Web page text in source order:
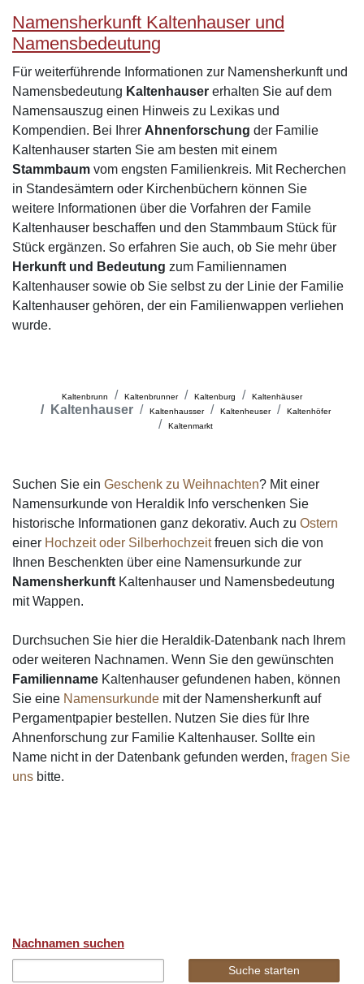
Namensherkunft Kaltenhauser und
Namensbedeutung
Für weiterführende Informationen zur Namensherkunft und
Namensbedeutung Kaltenhauser erhalten Sie auf dem
Namensauszug einen Hinweis zu Lexikas und
Kompendien. Bei Ihrer Ahnenforschung der Familie
Kaltenhauser starten Sie am besten mit einem
Stammbaum vom engsten Familienkreis. Mit Recherchen
in Standesämtern oder Kirchenbüchern können Sie
weitere Informationen über die Vorfahren der Famile
Kaltenhauser beschaffen und den Stammbaum Stück für
Stück ergänzen. So erfahren Sie auch, ob Sie mehr über
Herkunft und Bedeutung zum Familiennamen
Kaltenhauser sowie ob Sie selbst zu der Linie der Familie
Kaltenhauser gehören, der ein Familienwappen verliehen
wurde.
Kaltenbrunn Kaltenbrunner Kaltenburg Kaltenhäuser
Kaltenhauser Kaltenhausser Kaltenheuser
Kaltenhöfer
Kaltenmarkt
Suchen Sie ein Geschenk zu Weihnachten? Mit einer
Namensurkunde von Heraldik Info verschenken Sie
historische Informationen ganz dekorativ. Auch zu Ostern
einer Hochzeit oder Silberhochzeitfreuen sich die von
Ihnen Beschenkten über eine Namensurkunde zur
Namensherkunft Kaltenhauser und Namensbedeutung
mit Wappen.
Durchsuchen Sie hier die Heraldik-Datenbank nach Ihrem
oder weiteren Nachnamen. Wenn Sie den gewünschten
Familienname Kaltenhauser gefundenen haben, können
Sie eine Namensurkunde mit der Namensherkunft auf
Pergamentpapier bestellen. Nutzen Sie dies für Ihre
Ahnenforschung zur Familie Kaltenhauser. Sollte ein
Name nicht in der Datenbank gefunden werden, fragen Sie
uns bitte.
Nachnamen suchen